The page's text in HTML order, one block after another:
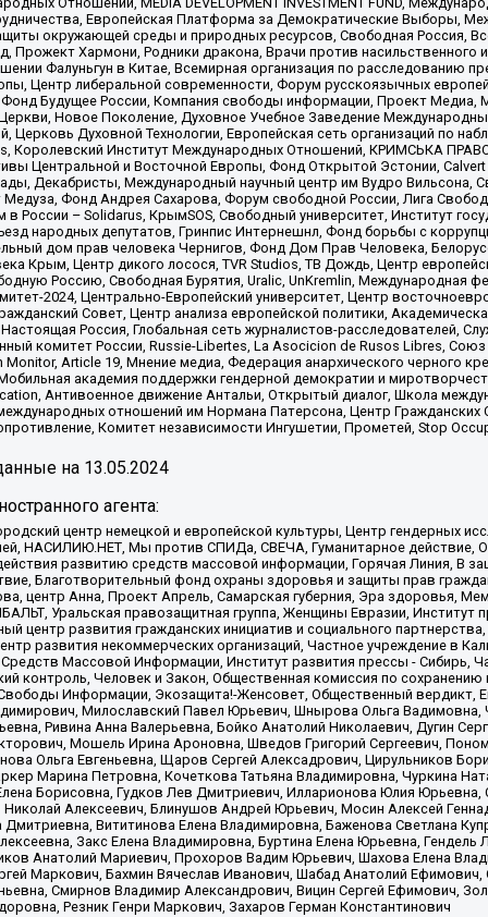
Европейская Платформа за Демократические Выборы,
окружающей среды и природных ресурсов, Свободная Россия,
Хармони, Родники дракона, Врачи против насильственного
Фалуньгун в Китае, Всемирная организация по расследованию
Центр либеральной современности, Форум русскоязычных
Будущее России, Компания свободы информации, Проект Медиа,
Новое Поколение, Духовное Учебное Заведение
Церковь Духовной Технологии, Европейская сеть организаций по
Королевский Институт Международных Отношений, КРИМСЬКА
Центральной и Восточной Европы, Фонд Открытой Эстонии,
Декабристы, Международный научный центр им Вудро Вильсона,
Фонд Андрея Сахарова, Форум свободной России, Лига
России – Solidarus, КрымSOS, Свободный университет, Институт
народных депутатов, Гринпис Интернешнл, Фонд борьбы с
дом прав человека Чернигов, Фонд Дом Прав Человека,
Крым, Центр дикого лосося, TVR Studios, ТВ Дождь, Центр
Россию, Свободная Бурятия, Uralic, UnKremlin, Международная
2024, Центрально-Европейский университет, Центр
Совет, Центр анализа европейской политики,
Россия, Глобальная сеть журналистов-расследователей,
комитет России, Russie-Libertes, La Asocicion de Rusos Libres,
Article 19, Мнение медиа, Федерация анархического черного
академия поддержки гендерной демократии и
Антивоенное движение Антальи, Открытый диалог, Школа
отношений им Нормана Патерсона, Центр
Комитет независимости Ингушетии, Прометей, Stop
на 13.05.2024
агента:
центр немецкой и европейской культуры, Центр гендерных
НАСИЛИЮ.НЕТ, Мы против СПИДа, СВЕЧА, Гуманитарное действие,
развитию средств массовой информации, Горячая Линия, В
Благотворительный фонд охраны здоровья и защиты прав
центр Анна, Проект Апрель, Самарская губерния, Эра здоровья,
Уральская правозащитная группа, Женщины Евразии, Институт
центр развития гражданских инициатив и социального
развития некоммерческих организаций, Частное учреждение в
Массовой Информации, Институт развития прессы - Сибирь,
контроль, Человек и Закон, Общественная комиссия по
Информации, Экозащита!-Женсовет, Общественный вердикт,
Милославский Павел Юрьевич, Шнырова Ольга
Ривина Анна Валерьевна, Бойко Анатолий Николаевич, Дугин
Мошель Ирина Ароновна, Шведов Григорий Сергеевич,
Ольга Евгеньевна, Щаров Сергей Алексадрович, Цирульников
Марина Петровна, Кочеткова Татьяна Владимировна, Чуркина
Борисовна, Гудков Лев Дмитриевич, Илларионова Юлия Юрьевна,
Алексеевич, Блинушов Андрей Юрьевич, Мосин Алексей
Вититинова Елена Владимировна, Баженова Светлана
Закс Елена Владимировна, Буртина Елена Юрьевна,
Анатолий Мариевич, Прохоров Вадим Юрьевич, Шахова Елена
Маркович, Бахмин Вячеслав Иванович, Шабад Анатолий
Смирнов Владимир Александрович, Вицин Сергей Ефимович,
Резник Генри Маркович, Захаров Герман Константинович